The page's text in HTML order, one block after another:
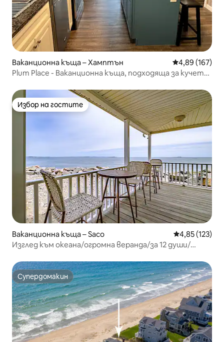
Ваканционна къща – Хамптън Средна
4,89 (167)
Plum Place - Ваканционна къща, подходяща за кучета,
Избор на гостите
Избор на гостите
Ваканционна къща – Saco Средна
4,85 (123)
Изглед към океана/огромна веранда/за 12 души/
Супердомакин
Супердомакин